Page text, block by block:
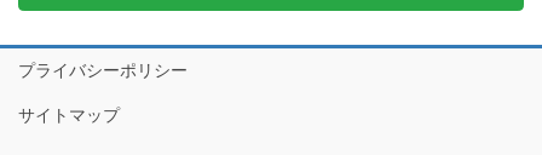
プライバシーポリシー
サイトマップ